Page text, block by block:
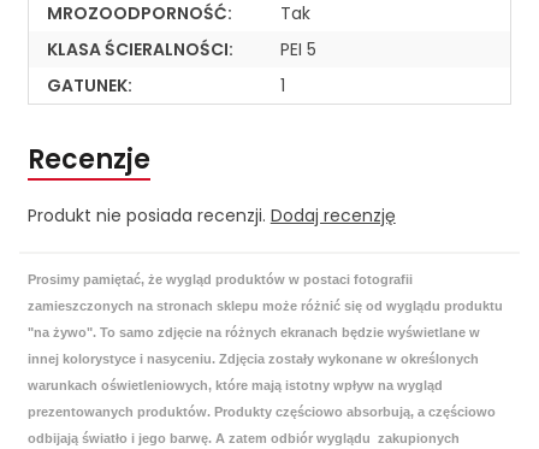
MROZOODPORNOŚĆ:
Tak
KLASA ŚCIERALNOŚCI:
PEI 5
GATUNEK:
1
Recenzje
Produkt nie posiada recenzji. Dodaj recenzję
Prosimy pamiętać, że wygląd produktów w postaci fotografii
zamieszczonych na stronach sklepu może różnić się od wyglądu produktu
"na żywo". To samo zdjęcie na różnych ekranach będzie wyświetlane w
innej kolorystyce i nasyceniu. Zdjęcia zostały wykonane w określonych
warunkach oświetleniowych, które mają istotny wpływ na wygląd
prezentowanych produktów. Produkty częściowo absorbują, a częściowo
odbijają światło i jego barwę. A zatem odbiór wyglądu zakupionych